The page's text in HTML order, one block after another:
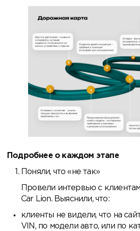
Подробнее о каждом этапе
Поняли, что «не так»
Провели интервью с
Car Lion. Выяснили, что:
клиенты не видели, что на
VIN, по модели авто, или по